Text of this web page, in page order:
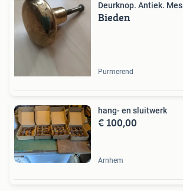
Deurknop. Antiek.
Bieden
Purmerend
hang- en sluitwerk
€ 100,00
Arnhem